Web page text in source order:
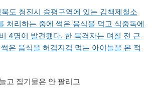
도 청진시 송평구역에 있는 김책제철소
처리하는 중에 썩은 음식을 먹고 식중독에
4명이 발견됐다. 한 목격자는 며칠 전 근
은 음식을 허겁지겁 먹는 아이들을 본 적
고 집기물은 안 팔리고